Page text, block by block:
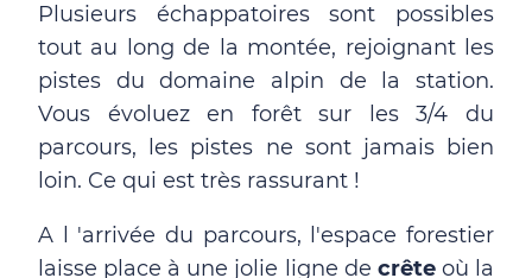
Plusieurs échappatoires sont possibles
tout au long de la montée, rejoignant les
pistes du domaine alpin de la station.
Vous évoluez en forêt sur les 3/4 du
parcours, les pistes ne sont jamais bien
loin. Ce qui est très rassurant !
A l 'arrivée du parcours, l'espace forestier
laisse place à une jolie ligne de crêteoù la